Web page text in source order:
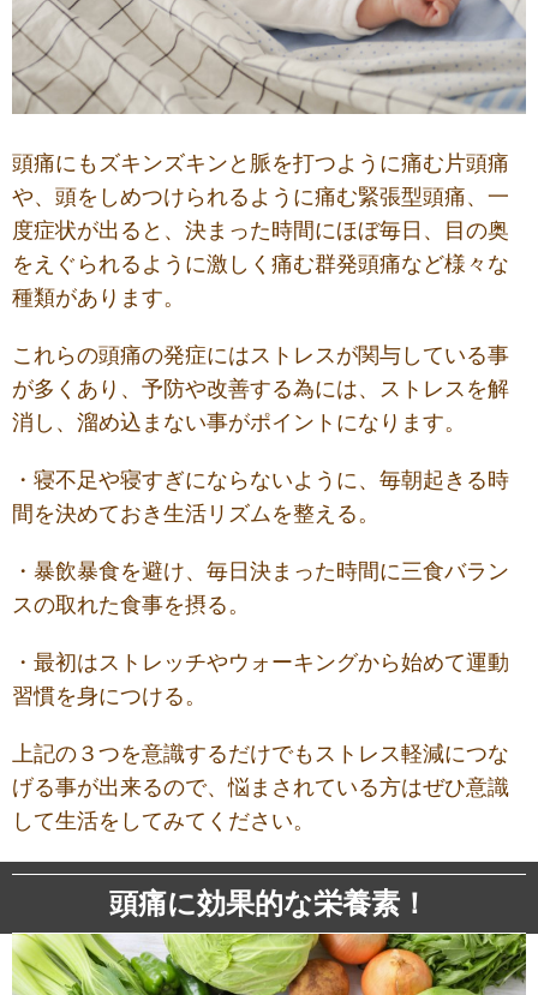
頭痛にもズキンズキンと脈を打つように痛む片頭痛
や、頭をしめつけられるように痛む緊張型頭痛、一
度症状が出ると、決まった時間にほぼ毎日、目の奥
をえぐられるように激しく痛む群発頭痛など様々な
種類があります。
これらの頭痛の発症にはストレスが関与している事
が多くあり、予防や改善する為には、ストレスを解
消し、溜め込まない事がポイントになります。
・寝不足や寝すぎにならないように、毎朝起きる時
間を決めておき生活リズムを整える。
・暴飲暴食を避け、毎日決まった時間に三食バラン
スの取れた食事を摂る。
・最初はストレッチやウォーキングから始めて運動
習慣を身につける。
上記の３つを意識するだけでもストレス軽減につな
げる事が出来るので、悩まされている方はぜひ意識
して生活をしてみてください。
頭痛に効果的な栄養素！